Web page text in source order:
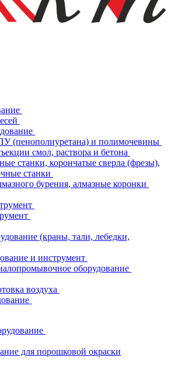
(пенополиуретана) и полимочевины
смол, раствора и бетона
станки, корончатые сверла (фрезы),
станки
бурения, алмазные коронки
(краны, тали, лебедки,
и инструмент
оборудование
воздуха
для порошковой окраски